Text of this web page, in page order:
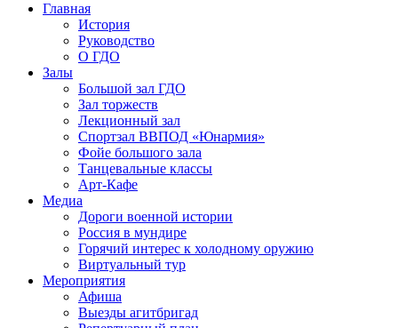
Главная
История
Руководство
О ГДО
Залы
Большой зал ГДО
Зал торжеств
Лекционный зал
Cпортзал ВВПОД «Юнармия»
Фойе большого зала
Танцевальные классы
Арт-Кафе
Медиа
Дороги военной истории
Россия в мундире
Горячий интерес к холодному оружию
Виртуальный тур
Мероприятия
Афиша
Выезды агитбригад